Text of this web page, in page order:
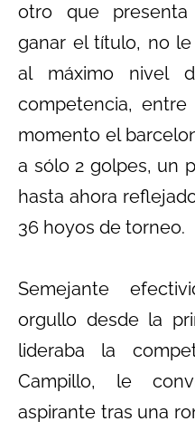
otro que
ganar el título, no
al máximo nivel
competencia,
momento el
a sólo 2 golpes, un
hasta ahora
36 hoyos de torneo.
Semejante
orgullo desde la
lideraba la
Campillo, le
aspirante tras una